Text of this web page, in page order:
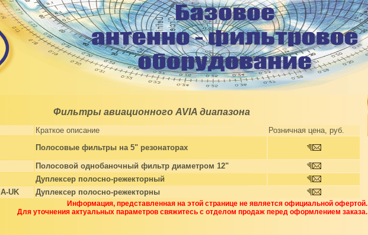
Фильтры авиационного AVIA диапазона
Краткое описание
Розничная цена, руб.
Полосовые фильтры на 5" резонаторах
Полосовой однобаночный фильтр диаметром 12"
Дуплексер полосно-режекторный
UK
Дуплексер полосно-режекторны
Информация, представленная на этой странице не является официальной офертой.
Для уточнения актуальных параметров свяжитесь с отделом продаж перед оформлением заказа.